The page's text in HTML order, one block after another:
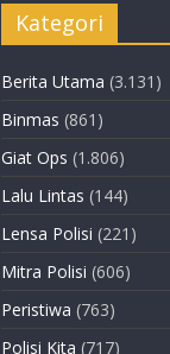
Kategori
Berita Utama (3.131)
Binmas (861)
Giat Ops (1.806)
Lalu Lintas (144)
Lensa Polisi (221)
Mitra Polisi (606)
Peristiwa (763)
Polisi Kita (717)